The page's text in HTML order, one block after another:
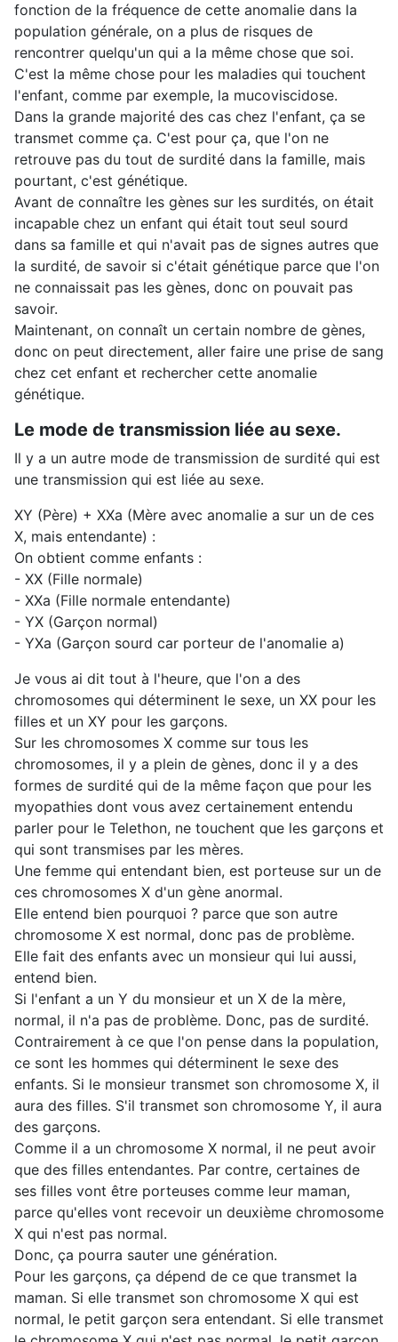
fonction de la fréquence de cette anomalie dans la
population générale, on a plus de risques de
rencontrer quelqu'un qui a la même chose que soi.
C'est la même chose pour les maladies qui touchent
l'enfant, comme par exemple, la mucoviscidose.
Dans la grande majorité des cas chez l'enfant, ça se
transmet comme ça. C'est pour ça, que l'on ne
retrouve pas du tout de surdité dans la famille, mais
pourtant, c'est génétique.
Avant de connaître les gènes sur les surdités, on était
incapable chez un enfant qui était tout seul sourd
dans sa famille et qui n'avait pas de signes autres que
la surdité, de savoir si c'était génétique parce que l'on
ne connaissait pas les gènes, donc on pouvait pas
savoir.
Maintenant, on connaît un certain nombre de gènes,
donc on peut directement, aller faire une prise de sang
chez cet enfant et rechercher cette anomalie
génétique.
Le mode de transmission liée au sexe.
Il y a un autre mode de transmission de surdité qui est
une transmission qui est liée au sexe.
XY (Père) + XXa (Mère avec anomalie a sur un de ces
X, mais entendante) :
On obtient comme enfants :
- XX (Fille normale)
- XXa (Fille normale entendante)
- YX (Garçon normal)
- YXa (Garçon sourd car porteur de l'anomalie a)
Je vous ai dit tout à l'heure, que l'on a des
chromosomes qui déterminent le sexe, un XX pour les
filles et un XY pour les garçons.
Sur les chromosomes X comme sur tous les
chromosomes, il y a plein de gènes, donc il y a des
formes de surdité qui de la même façon que pour les
myopathies dont vous avez certainement entendu
parler pour le Telethon, ne touchent que les garçons et
qui sont transmises par les mères.
Une femme qui entendant bien, est porteuse sur un de
ces chromosomes X d'un gène anormal.
Elle entend bien pourquoi ? parce que son autre
chromosome X est normal, donc pas de problème.
Elle fait des enfants avec un monsieur qui lui aussi,
entend bien.
Si l'enfant a un Y du monsieur et un X de la mère,
normal, il n'a pas de problème. Donc, pas de surdité.
Contrairement à ce que l'on pense dans la population,
ce sont les hommes qui déterminent le sexe des
enfants. Si le monsieur transmet son chromosome X, il
aura des filles. S'il transmet son chromosome Y, il aura
des garçons.
Comme il a un chromosome X normal, il ne peut avoir
que des filles entendantes. Par contre, certaines de
ses filles vont être porteuses comme leur maman,
parce qu'elles vont recevoir un deuxième chromosome
X qui n'est pas normal.
Donc, ça pourra sauter une génération.
Pour les garçons, ça dépend de ce que transmet la
maman. Si elle transmet son chromosome X qui est
normal, le petit garçon sera entendant. Si elle transmet